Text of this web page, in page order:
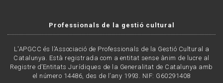
Professionals de la gestió cultural
L'APGCC és l’Associació de Professionals de la Gestió Cultural a
Catalunya. Està registrada com a entitat sense ànim de lucre al
Registre d’Entitats Jurídiques de la Generalitat de Catalunya amb
el número 14486, des de l’any 1993. NIF: G60291408